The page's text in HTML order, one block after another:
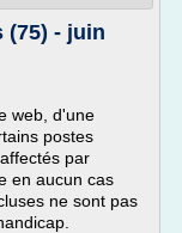
(75) - juin
web, d'une
postes
par
en aucun cas
ne sont pas